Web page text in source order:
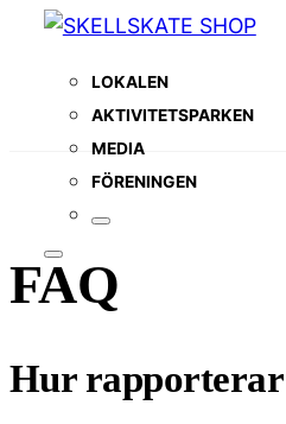
LOKALEN
AKTIVITETSPARKEN
MEDIA
FÖRENINGEN
FAQ
Hur rapporterar